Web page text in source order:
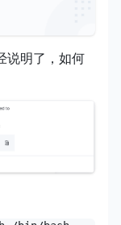
说明了，如何